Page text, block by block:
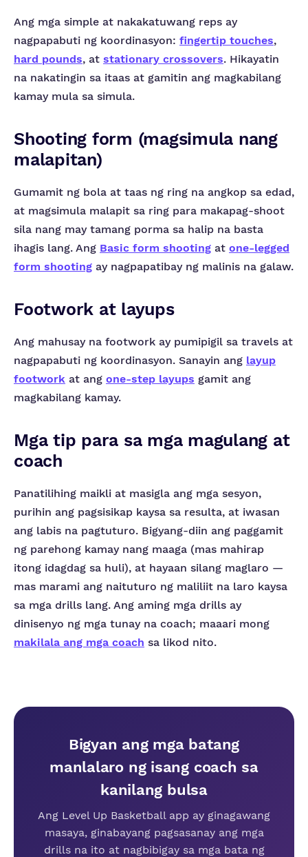
Ang mga simple at nakakatuwang reps ay
nagpapabuti ng koordinasyon: fingertip touches,
hard pounds, at stationary crossovers. Hikayatin
na nakatingin sa itaas at gamitin ang magkabilang
kamay mula sa simula.
Shooting form (magsimula nang
malapitan)
Gumamit ng bola at taas ng ring na angkop sa edad,
at magsimula malapit sa ring para makapag-shoot
sila nang may tamang porma sa halip na basta
ihagis lang. Ang Basic form shooting at one-legged
form shooting ay nagpapatibay ng malinis na galaw.
Footwork at layups
Ang mahusay na footwork ay pumipigil sa travels at
nagpapabuti ng koordinasyon. Sanayin ang layup
footwork at ang one-step layups gamit ang
magkabilang kamay.
Mga tip para sa mga magulang at
coach
Panatilihing maikli at masigla ang mga sesyon,
purihin ang pagsisikap kaysa sa resulta, at iwasan
ang labis na pagtuturo. Bigyang-diin ang paggamit
ng parehong kamay nang maaga (mas mahirap
itong idagdag sa huli), at hayaan silang maglaro —
mas marami ang naituturo ng maliliit na laro kaysa
sa mga drills lang. Ang aming mga drills ay
dinisenyo ng mga tunay na coach; maaari mong
makilala ang mga coach sa likod nito.
Bigyan ang mga batang
manlalaro ng isang coach sa
kanilang bulsa
Ang Level Up Basketball app ay ginagawang
masaya, ginabayang pagsasanay ang mga
drills na ito at nagbibigay sa mga bata ng